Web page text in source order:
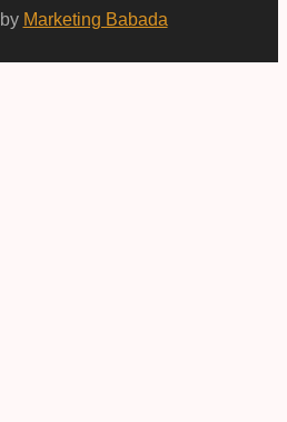
by Marketing Babada